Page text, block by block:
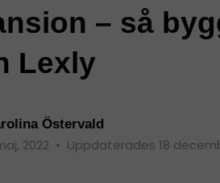
– så
Lexly
Östervald
2022 • Uppdaterades 18